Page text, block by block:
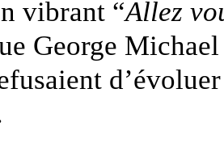
vibrant “Allez
George